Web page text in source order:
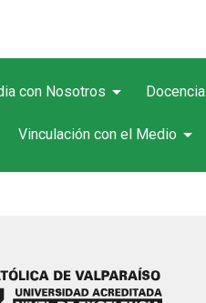
con Nosotros arrow_drop_down Docencia
Vinculación con el Medio arrow_drop_down